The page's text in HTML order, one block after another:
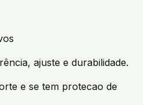
ajuste e durabilidade.
e se tem protecao de